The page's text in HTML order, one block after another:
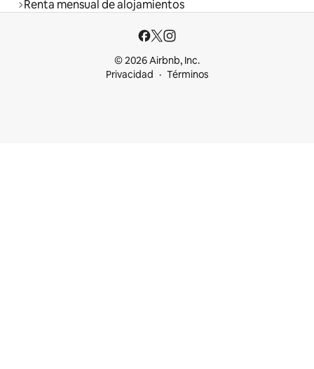
Renta mensual de alojamientos
© 2026 Airbnb, Inc.
Privacidad
Términos